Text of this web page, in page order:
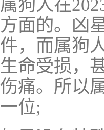
属狗人在
方面的。凶
件，而属狗
生命受损，
伤痛。所以
一位;